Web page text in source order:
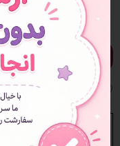
افزودن به
افزودن به علاقه مندی ها
مشخصات محصول